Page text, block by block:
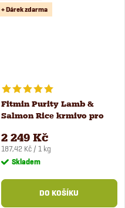
+ Dárek zdarma
Fitmin Purity Lamb &
Salmon Rice krmivo pro
2 249 Kč
Měrná
cena:
187,42 Kč / 1 kg
Skladem
DO KOŠÍKU